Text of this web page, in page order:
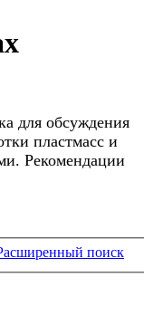
для обсуждения
пластмасс и
Рекомендации
поиск